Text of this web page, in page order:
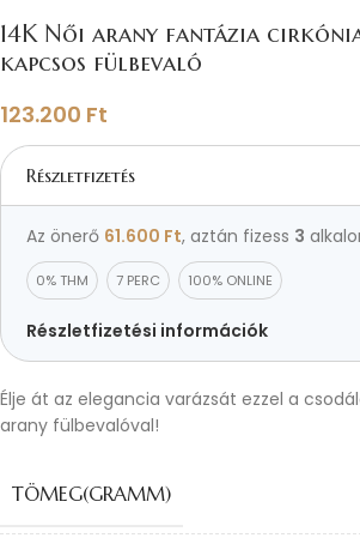
14K Női arany fantázia
kapcsos fülbevaló
123.200 Ft
Részletfizetés
Az önerő 61.600 Ft, aztán fizess 3
0% THM 7 PERC 100% ONLINE
Részletfizetési információk
Élje át az elegancia varázsát ezzel a
arany fülbevalóval!
TÖMEG(GRAMM)